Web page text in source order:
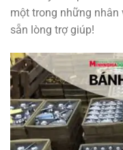
một trong những nhân
sẵn lòng trợ giúp!